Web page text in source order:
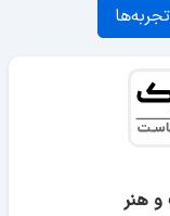
و هنر